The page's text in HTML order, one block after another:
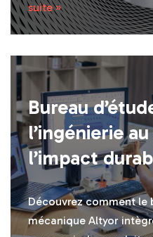
suite »
Bureau
l’ingénierie
l’impact
Découvrez comment le
mécanique Altyor